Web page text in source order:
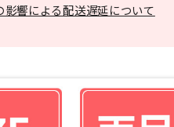
響による配送遅延について